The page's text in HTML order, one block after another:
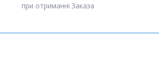
при отриманні Заказа